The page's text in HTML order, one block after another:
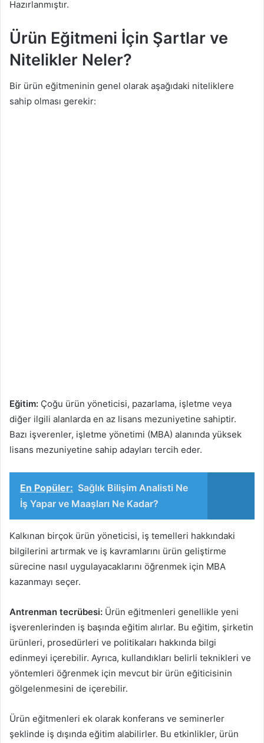
Hazırlanmıştır.
Ürün Eğitmeni İçin Şartlar ve
Nitelikler Neler?
Bir ürün eğitmeninin genel olarak aşağıdaki niteliklere
sahip olması gerekir:
Eğitim: Çoğu ürün yöneticisi, pazarlama, işletme veya
diğer ilgili alanlarda en az lisans mezuniyetine sahiptir.
Bazı işverenler, işletme yönetimi (MBA) alanında yüksek
lisans mezuniyetine sahip adayları tercih eder.
En Popüler: Sağlık Bilişim Analisti Ne
İş Yapar ve Maaşları Ne Kadar?
Kalkınan birçok ürün yöneticisi, iş temelleri hakkındaki
bilgilerini artırmak ve iş kavramlarını ürün geliştirme
sürecine nasıl uygulayacaklarını öğrenmek için MBA
kazanmayı seçer.
Antrenman tecrübesi: Ürün eğitmenleri genellikle yeni
işverenlerinden iş başında eğitim alırlar. Bu eğitim, şirketin
ürünleri, prosedürleri ve politikaları hakkında bilgi
edinmeyi içerebilir. Ayrıca, kullandıkları belirli teknikleri ve
yöntemleri öğrenmek için mevcut bir ürün eğiticisinin
gölgelenmesini de içerebilir.
Ürün eğitmenleri ek olarak konferans ve seminerler
şeklinde iş dışında eğitim alabilirler. Bu etkinlikler, ürün